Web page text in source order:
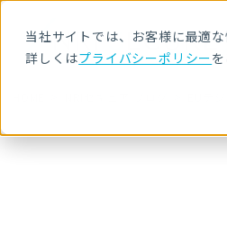
当社サイトでは、お客様に最適
詳しくはプライバシーポリシー
EUデ